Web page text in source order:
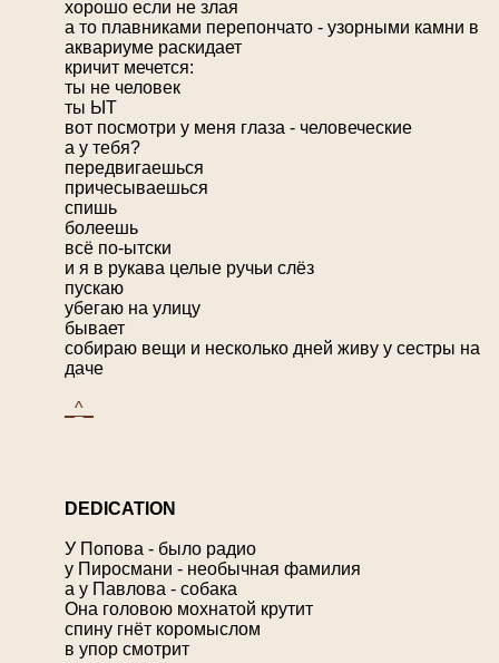
хорошо если не злая
а то плавниками перепончато - узорными камни в
аквариуме раскидает
кричит мечется:
ты не человек
ты ЫТ
вот посмотри у меня глаза - человеческие
а у тебя?
передвигаешься
причесываешься
спишь
болеешь
всё по-ытски
и я в рукава целые ручьи слёз
пускаю
убегаю на улицу
бывает
собираю вещи и несколько дней живу у сестры на
даче
_^_
D EDICATION
У Попова - было радио
у Пиросмани - необычная фамилия
а у Павлова - собака
Она головою мохнатой крутит
спину гнёт коромыслом
в упор смотрит